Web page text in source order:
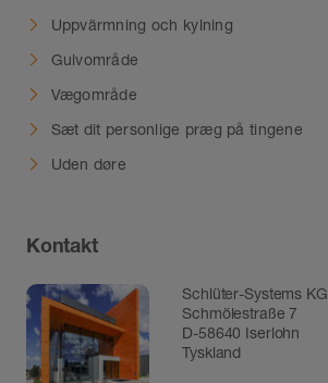
Uppvärmning och kylning
Gulvområde
Vægområde
Sæt dit personlige præg på tingene
Uden døre
Kontakt
Schlüter-Systems KG
Schmölestraße 7
D-58640 Iserlohn
Tyskland